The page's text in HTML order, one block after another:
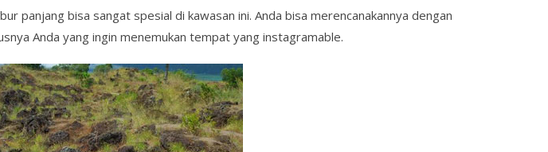
panjang bisa sangat spesial di kawasan ini. Anda bisa merencanakannya dengan
Anda yang ingin menemukan tempat yang instagramable.